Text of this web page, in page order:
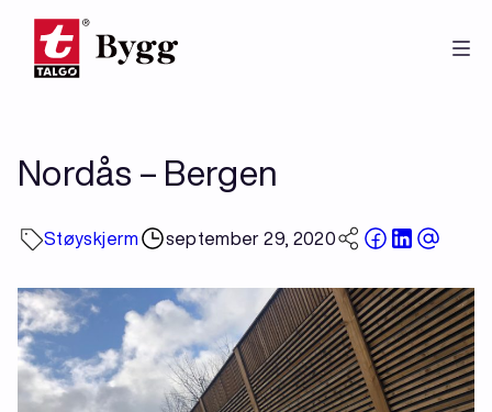
Hopp
Nordås – Bergen
Støyskjerm september 29, 2020